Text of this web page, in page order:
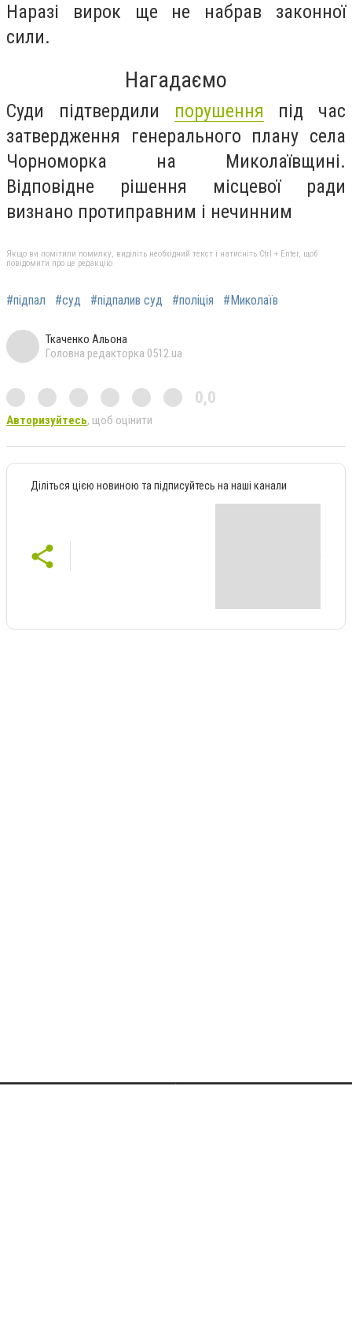
Наразі вирок ще не набрав законної
сили.
Нагадаємо
Суди підтвердили порушення під час
затвердження генерального плану села
Чорноморка на Миколаївщині.
Відповідне рішення місцевої ради
визнано протиправним і нечинним
Якщо ви помітили помилку, виділіть необхідний текст і натисніть Ctrl + Enter, щоб
повідомити про це редакцію
#підпал #суд #підпалив суд #поліція #Миколаїв
Ткаченко Альона
Головна редакторка 0512.ua
0,0
Авторизуйтесь, щоб оцінити
Діліться цією новиною та підписуйтесь на наші канали